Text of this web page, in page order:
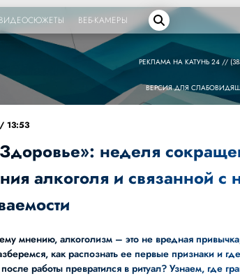
ВИДЕОСЮЖЕТЫ ВЕБ-КАМЕРЫ
РЕКЛАМА НА КАТУНЬ 24 //
ВЕРСИЯ ДЛЯ
13:53
неделя
алкоголя и связанной с
мнению, алкоголизм – это не вредная
как распознать ее первые признаки и
работы превратился в ритуал? Узнаем, где